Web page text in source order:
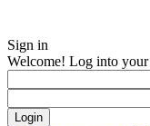
Sign in
Welcome! Log into your